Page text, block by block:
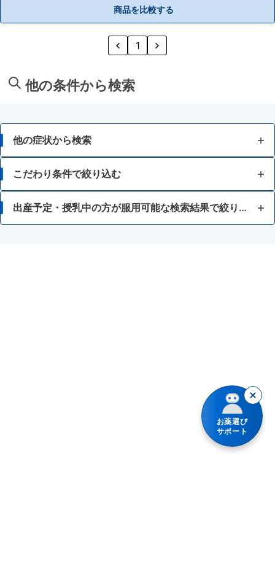
商品を比較する
1
他の条件から検索
他の症状から検索
せき
たん
ゼーゼー、ヒューヒュー音の呼吸
こだわり条件で絞り込む
液剤 出産予定・授乳中の方が服用可能な検索結果で絞り込む
お薬選び
サポート